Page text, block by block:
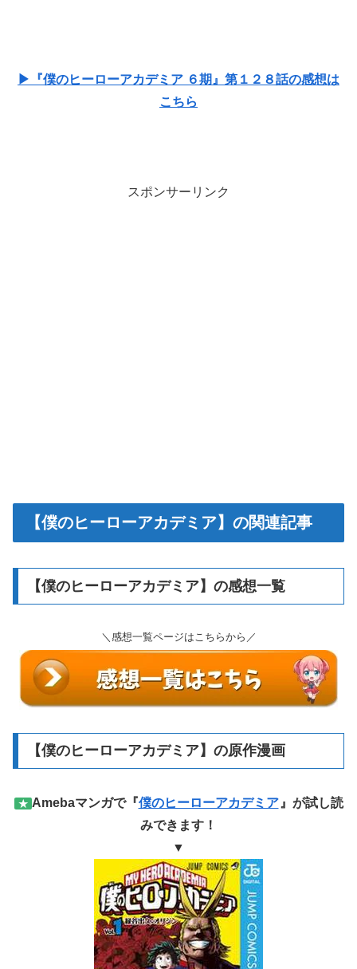
▶『僕のヒーローアカデミア ６期』第１２８話の感想は
こちら
スポンサーリンク
【僕のヒーローアカデミア】の関連記事
【僕のヒーローアカデミア】の感想一覧
＼感想一覧ページはこちらから／
【僕のヒーローアカデミア】の原作漫画
★ Amebaマンガで『僕のヒーローアカデミア 』が試し読
みできます！
▼